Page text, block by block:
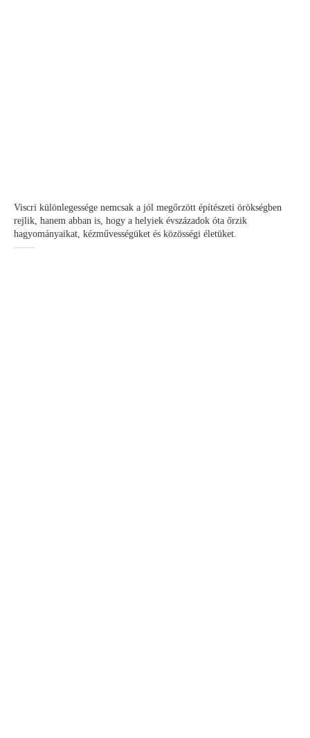
Viscri különlegessége nemcsak a jól megőrzött építészeti örökségben
rejlik, hanem abban is, hogy a helyiek évszázadok óta őrzik
hagyományaikat, kézművességüket és közösségi életüket.